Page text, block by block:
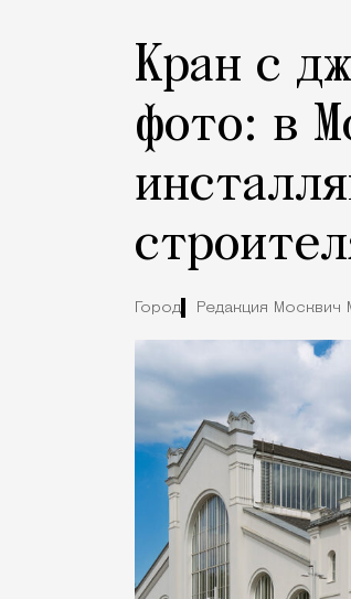
Кран с
фото: в
Город Редакция Москвич